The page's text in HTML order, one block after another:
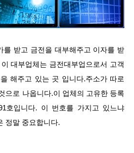
를 받고 금전을 대부해주고 이자를 받
대부업체는 금전대부업으로서 고객
해주고 있는 곳 입니다.주소가 따로
으로 나옵니다.이 업체의 고유한 등록
호입니다. 이 번호를 가지고 있느냐
정말 중요합니다.